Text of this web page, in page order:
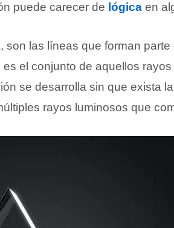
puede carecer de lógica en
son las líneas que forman parte
el conjunto de aquellos
se desarrolla sin que exista
rayos luminosos que